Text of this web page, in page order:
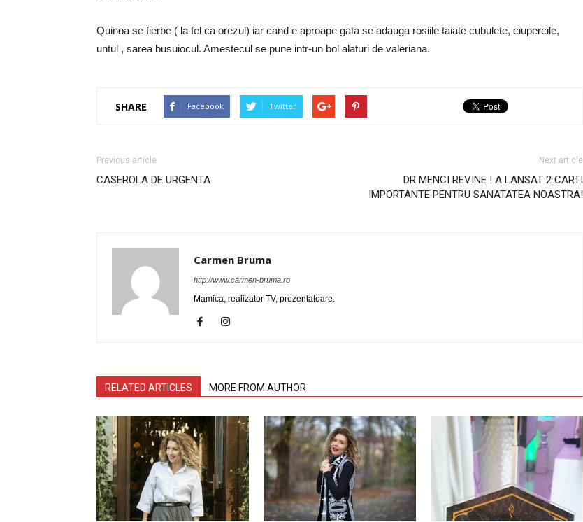
Quinoa se fierbe ( la fel ca orezul) iar cand e aproape gata se adauga rosiile taiate cubulete, ciupercile,
untul , sarea busuiocul. Amestecul se pune intr-un bol alaturi de valeriana.
SHARE Facebook Twitter
Previous article
CASEROLA DE URGENTA
Next article
DR MENCI REVINE ! A LANSAT 2 CARTI
IMPORTANTE PENTRU SANATATEA NOASTRA!
Carmen Bruma
http://www.carmen-bruma.ro
Mamica, realizator TV, prezentatoare.
RELATED ARTICLES MORE FROM AUTHOR